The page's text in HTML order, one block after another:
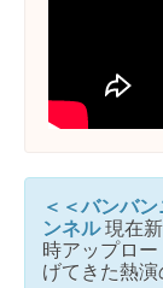
＜＜バンバ
ンネル現在
時アップロ
げてきた熱